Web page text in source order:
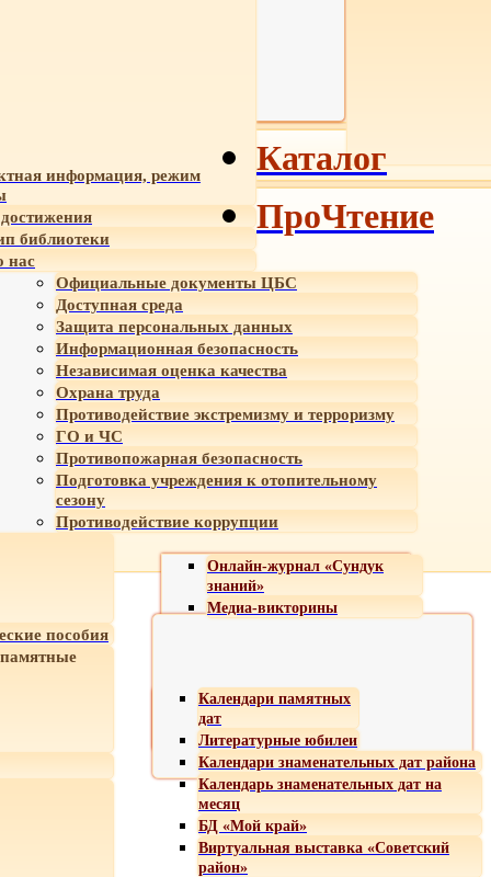
информация, режим
библиотеки
нас
Официальные документы ЦБС
Доступная среда
Защита персональных данных
Информационная безопасность
Независимая оценка качества
Охрана труда
Противодействие экстремизму и терроризму
ГО и ЧС
Противопожарная безопасность
Подготовка учреждения к отопительному
сезону
Противодействие коррупции
Онлайн-журнал «Сундук
знаний»
Медиа-викторины
пособия
Календари памятных
дат
Литературные юбилеи
Календари знаменательных дат района
Календарь знаменательных дат на
месяц
БД «Мой край»
Виртуальная выставка «Советский
район»
Каталог
ПроЧтение